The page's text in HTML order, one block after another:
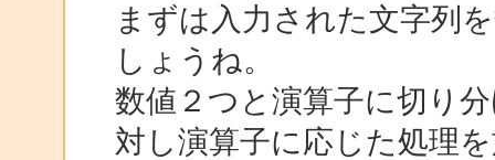
まずは入力された文字列
しょうね。
数値２つと演算子に切り
対し演算子に応じた処理